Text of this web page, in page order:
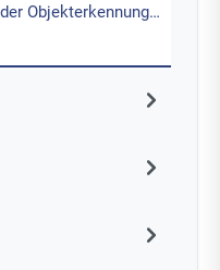
Objekterkennung…